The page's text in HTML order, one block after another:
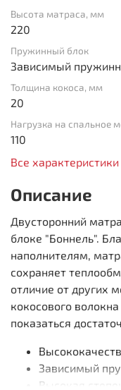
Высота матраса, мм
220
Пружинный блок
Зависимый
Толщина кокоса, мм
20
Нагрузка на спальное
110
Все характеристики
Описание
Двусторонний
блоке "Боннель".
наполнителям,
сохраняет
отличие от других
кокосового
показаться
Зависимый
Высокая